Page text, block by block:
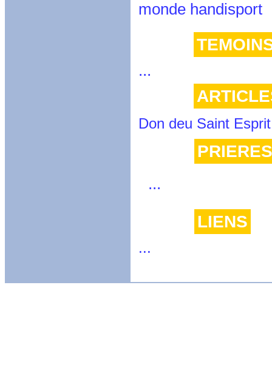
monde handisport
...
Don deu Saint
PRIERES
...
LIENS
...